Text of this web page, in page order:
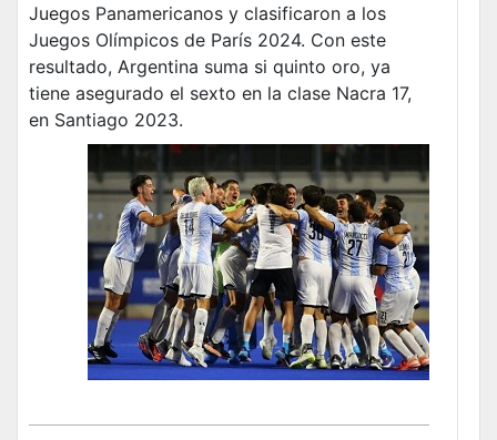
Juegos Panamericanos y clasificaron a los
Juegos Olímpicos de París 2024. Con este
resultado, Argentina suma si quinto oro, ya
tiene asegurado el sexto en la clase Nacra 17,
en Santiago 2023.